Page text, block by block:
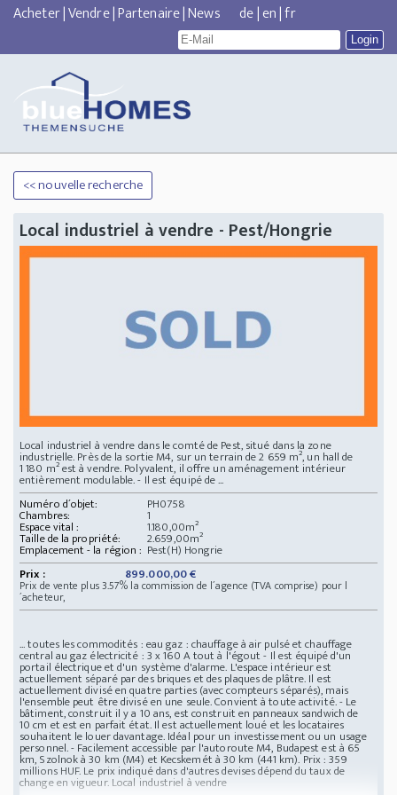
Acheter|Vendre|Partenaire|News de|en|fr
<< nouvelle recherche
Local industriel à vendre - Pest/Hongrie
Local industriel à vendre dans le comté de Pest, situé dans la zone
industrielle. Près de la sortie M4, sur un terrain de 2 659 m², un hall de
1 180 m² est à vendre. Polyvalent, il offre un aménagement intérieur
entièrement modulable. - Il est équipé de ...
Numéro d´objet:
PH0758
Chambres: 1
Espace vital : 1.180,00m²
Taille de la propriété: 2.659,00m²
Emplacement - la région : Pest(H) Hongrie
Prix :
899.000,00 €
Prix de vente plus 3.57% la commission de l´agence (TVA comprise) pour l
´acheteur,
... toutes les commodités : eau gaz : chauffage à air pulsé et chauffage
central au gaz électricité : 3 x 160 A tout à l'égout - Il est équipé d'un
portail électrique et d'un système d'alarme. L'espace intérieur est
actuellement séparé par des briques et des plaques de plâtre. Il est
actuellement divisé en quatre parties (avec compteurs séparés), mais
l'ensemble peut être divisé en une seule. Convient à toute activité. - Le
bâtiment, construit il y a 10 ans, est construit en panneaux sandwich de
10 cm et est en parfait état. Il est actuellement loué et les locataires
souhaitent le louer davantage. Idéal pour un investissement ou un usage
personnel. - Facilement accessible par l'autoroute M4, Budapest est à 65
km, Szolnok à 30 km (M4) et Kecskemét à 30 km (441 km).Prix : 359
millions HUF. Le prix indiqué dans d'autres devises dépend du taux de
change en vigueur.Local industriel à vendre